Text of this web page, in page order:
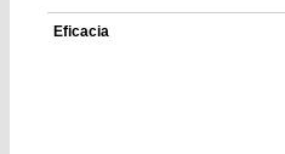
Eficacia